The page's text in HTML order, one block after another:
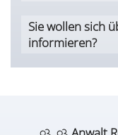
Sie wollen sich
informieren?